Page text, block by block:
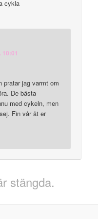
cykla
10:01
pratar jag varmt om
De bästa
med cykeln, men
Fin vår åt er
stängda.